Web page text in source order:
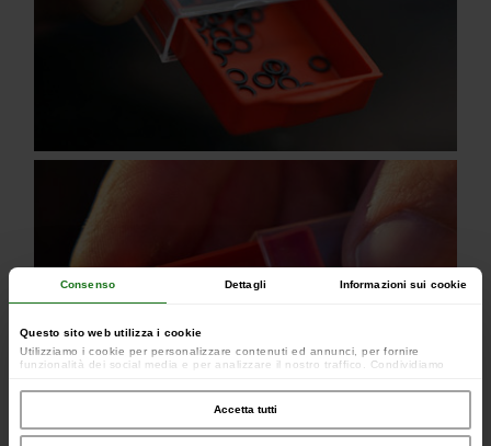
Consenso Dettagli Informazioni sui cookie
Questo sito web utilizza i cookie
Utilizziamo i cookie per personalizzare contenuti ed annunci, per fornire
funzionalità dei social media e per analizzare il nostro traffico. Condividiamo
occupano di analisi dei dati web, pubblicità e social media, i quali potrebbero
combinarle con altre informazioni che hai fornito loro o che hanno raccolto dal
Accetta tutti